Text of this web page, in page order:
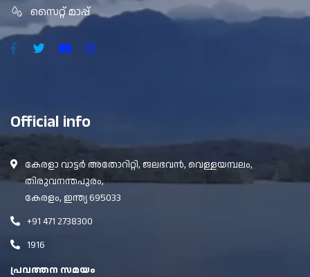
സൈറ്റ് മാപ്പ്
Official info
കേരളാ വാട്ടർ അതോറിറ്റി, ജലഭവൻ, വെള്ളയമ്പലം,
തിരുവനന്തപുരം,
കേരളം, ഇന്ത്യ 695033
+91 471 2738300
1916
പ്രവത്തന സമയം